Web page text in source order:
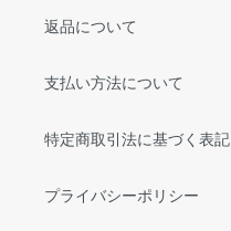
返品について
支払い方法について
特定商取引法に基づく表記
プライバシーポリシー